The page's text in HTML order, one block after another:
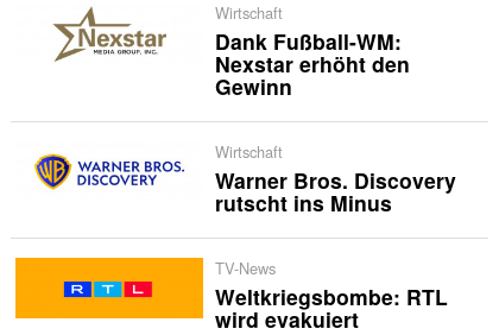
Wirtschaft
Dank Fußball-WM:
Nexstar erhöht den
Gewinn
Wirtschaft
Warner Bros. Discovery
rutscht ins Minus
TV-News
Weltkriegsbombe: RTL
wird evakuiert